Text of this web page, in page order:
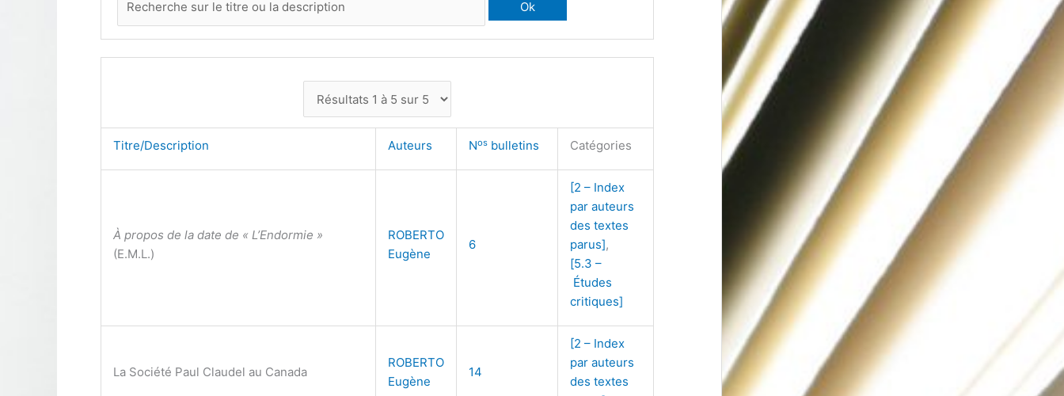
Titre/Description Auteurs Nos bulletins Catégories
À propos de la date de « L’Endormie »
(E.M.L.)
ROBERTO
Eugène
6
[2 – Index
par auteurs
des textes
parus],
[5.3 –
Études
critiques]
La Société Paul Claudel au Canada
ROBERTO
Eugène
14
[2 – Index
par auteurs
des textes